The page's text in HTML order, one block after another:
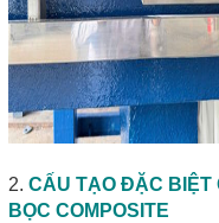
2. CẤU TẠO ĐẶC BIỆT
BỌC COMPOSITE